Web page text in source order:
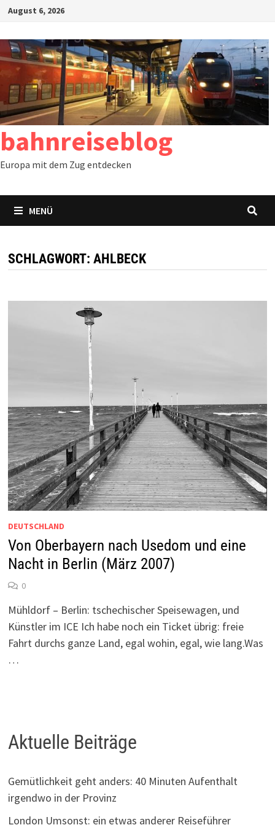
Zum
springen
August 6, 2026
bahnreiseblog
Europa mit dem Zug entdecken
MENÜ
SCHLAGWORT: AHLBECK
DEUTSCHLAND
Von Oberbayern nach Usedom und eine
Nacht in Berlin (März 2007)
0
Mühldorf – Berlin: tschechischer Speisewagen, und
Künstler im ICE Ich habe noch ein Ticket übrig: freie
Fahrt durchs ganze Land, egal wohin, egal, wie lang.Was
…
Aktuelle Beiträge
Gemütlichkeit geht anders: 40 Minuten Aufenthalt
irgendwo in der Provinz
London Umsonst: ein etwas anderer Reiseführer